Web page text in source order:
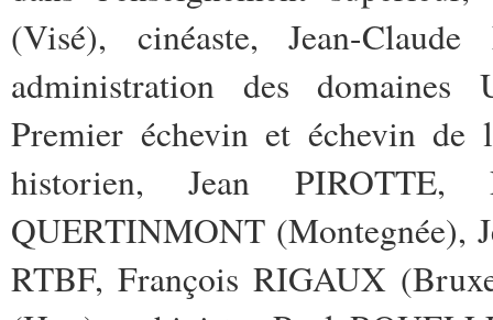
(Visé), cinéaste, Jean-
administration des domaines
Premier échevin et échevin de
historien, Jean PIROTTE,
QUERTINMONT (Montegnée),
RTBF, François RIGAUX